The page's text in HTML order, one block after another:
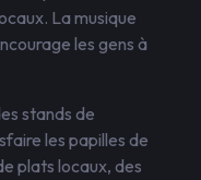
La musique
les gens à
stands de
les papilles de
plats locaux, des